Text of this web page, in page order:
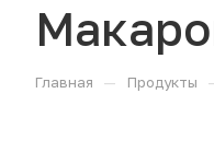
Главная — Продукты